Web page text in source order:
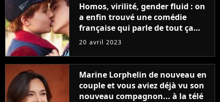
Homos, virilité, gender fluid : on
a enfin trouvé une comédie
française qui parle de tout ça
sans être super ringarde
20 avril 2023
Marine Lorphelin de nouveau en
couple et vous aviez déjà vu son
nouveau compagnon... à la télé